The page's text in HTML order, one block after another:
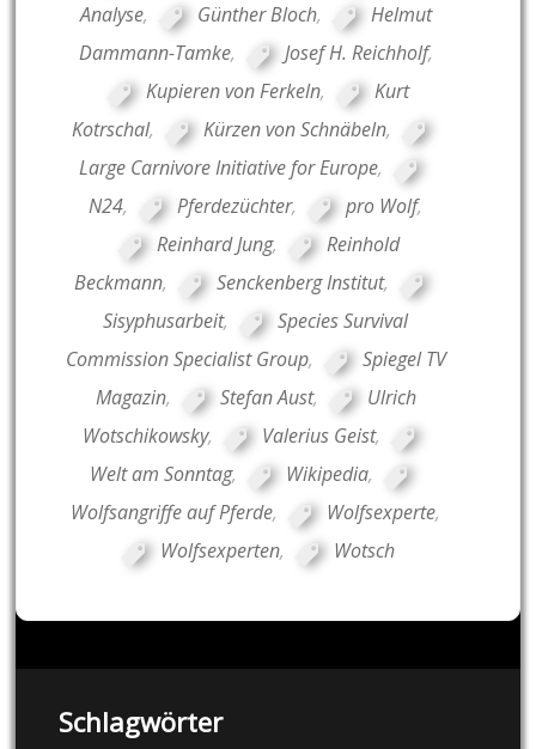
Analyse, Günther Bloch,
Helmut
Dammann-Tamke, Josef H. Reichholf,
Kupieren von Ferkeln,
Kurt
Kotrschal, Kürzen von Schnäbeln,
Large Carnivore Initiative for Europe,
N24, Pferdezüchter, pro Wolf,
Reinhard Jung,
Reinhold
Beckmann, Senckenberg Institut,
Sisyphusarbeit,
Species Survival
Commission Specialist Group,
Spiegel TV
Magazin, Stefan Aust,
Ulrich
Wotschikowsky, Valerius Geist,
Welt am Sonntag, Wikipedia,
Wolfsangriffe auf Pferde, Wolfsexperte,
Wolfsexperten, Wotsch
Schlagwörter